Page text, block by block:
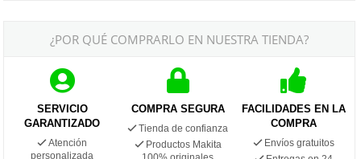
¿POR QUÉ COMPRARLO EN NUESTRA TIENDA?
SERVICIO
GARANTIZADO
Atención
personalizada
COMPRA SEGURA
Tienda de confianza
Productos Makita
FACILIDADES EN LA
COMPRA
Envíos gratuitos